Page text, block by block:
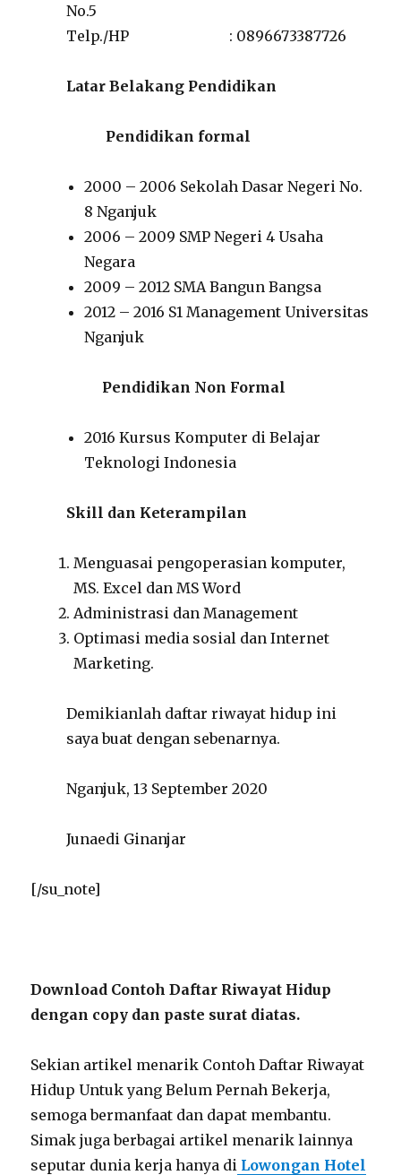
No.5
Telp./HP : 0896673387726
Latar Belakang Pendidikan
Pendidikan formal
2000 – 2006 Sekolah Dasar Negeri No.
8 Nganjuk
2006 – 2009 SMP Negeri 4 Usaha
Negara
2009 – 2012 SMA Bangun Bangsa
2012 – 2016 S1 Management Universitas
Nganjuk
Pendidikan Non Formal
2016 Kursus Komputer di Belajar
Teknologi Indonesia
Skill dan Keterampilan
Menguasai pengoperasian komputer,
MS. Excel dan MS Word
Administrasi dan Management
Optimasi media sosial dan Internet
Marketing.
Demikianlah daftar riwayat hidup ini
saya buat dengan sebenarnya.
Nganjuk, 13 September 2020
Junaedi Ginanjar
[/su_note]
Download Contoh Daftar Riwayat Hidup
dengan copy dan paste surat diatas.
Sekian artikel menarik Contoh Daftar Riwayat
Hidup Untuk yang Belum Pernah Bekerja,
semoga bermanfaat dan dapat membantu.
Simak juga berbagai artikel menarik lainnya
seputar dunia kerja hanya di Lowongan Hotel